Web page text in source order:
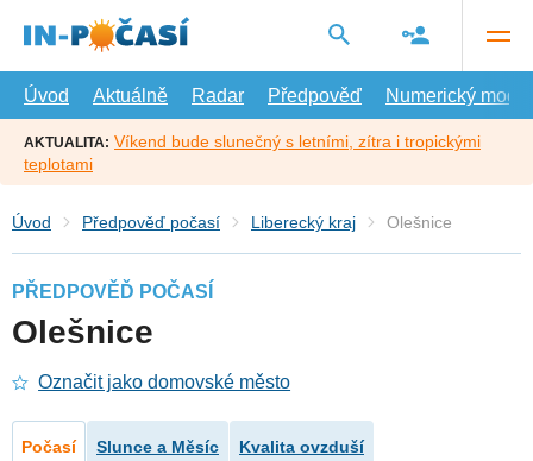
hlavní
Úvod
Aktuálně Radar Předpověď Numerický model
AKTUALITA: Víkend bude slunečný s letními, zítra i tropickými
teplotami
Úvod Předpověď počasí Liberecký kraj Olešnice
PŘEDPOVĚĎ POČASÍ
Olešnice
Označit jako domovské město
Počasí Slunce a Měsíc Kvalita ovzduší